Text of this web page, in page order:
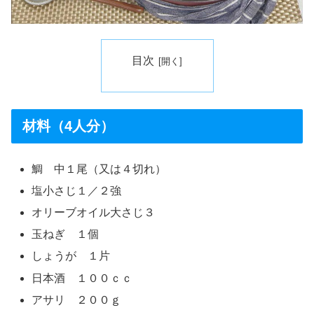
目次
材料（4人分）
鯛 中１尾（又は４切れ）
塩小さじ１／２強
オリーブオイル大さじ３
玉ねぎ １個
しょうが １片
日本酒 １００ｃｃ
アサリ ２００ｇ